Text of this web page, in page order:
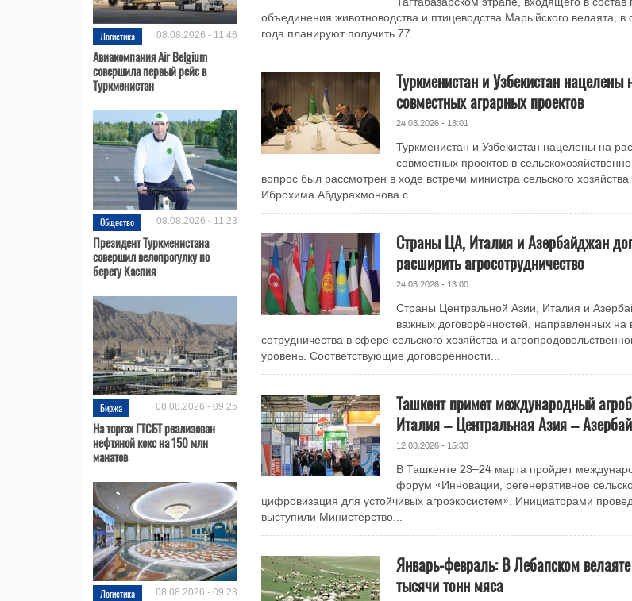
Логистика 08.08.2026 - 11:46
Авиакомпания Air Belgium
совершила первый рейс в
Туркменистан
Общество 08.08.2026 - 11:23
Президент Туркменистана
совершил велопрогулку по
берегу Каспия
Биржа 08.08.2026 - 09:25
На торгах ГТСБТ реализован
нефтяной кокс на 150 млн
манатов
Логистика 08.08.2026 - 09:23
объединения животноводства и птицеводства Марыйского велаята, в
года планируют получить 77...
Туркменистан и Узбекистан
совместных аграрных проектов
24.03.2026 - 13:01
Туркменистан и Узбекистан нацелены на
совместных проектов в
вопрос был рассмотрен в ходе встречи министра сельского хозяйства
Иброхима Абдурахмонова с...
Страны ЦА, Италия и Азербайджан
расширить агросотрудничество
24.03.2026 - 13:00
Страны Центральной Азии, Италия и
важных договорённостей, направленных на
сотрудничества в сфере сельского хозяйства и
уровень. Соответствующие договорённости...
Ташкент примет международный
Италия – Центральная Азия –
12.03.2026 - 15:33
В Ташкенте 23–24 марта пройдет
форум «Инновации, регенеративное
цифровизация для устойчивых агроэкосистем». Инициаторами
выступили Министерство...
Январь-февраль: В Лебапском
тысячи тонн мяса